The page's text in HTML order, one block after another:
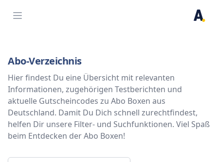
Open menu
Abo-Verzeichnis
Hier findest Du eine Übersicht mit relevanten
Informationen, zugehörigen Testberichten und
aktuelle Gutscheincodes zu Abo Boxen aus
Deutschland. Damit Du Dich schnell zurechtfindest,
helfen Dir unsere Filter- und Suchfunktionen. Viel Spaß
beim Entdecken der Abo Boxen!